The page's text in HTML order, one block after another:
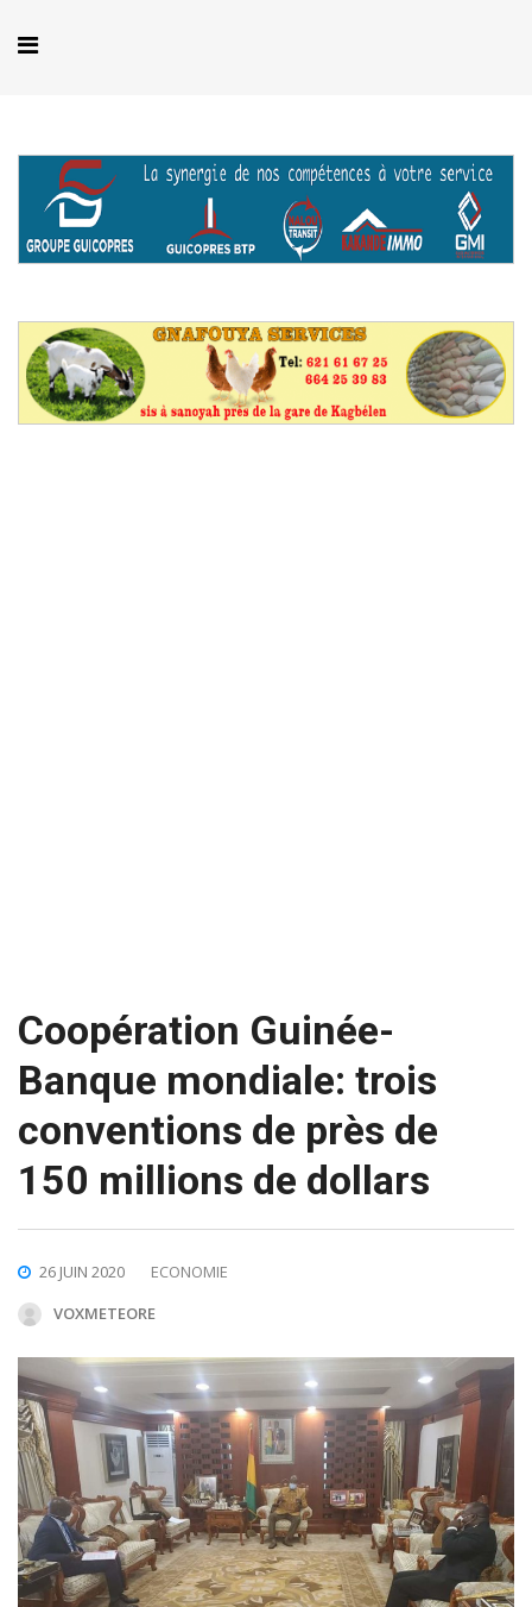
Coopération Guinée-
Banque mondiale: trois
conventions de près de
150 millions de dollars
26 JUIN 2020
ECONOMIE
VOXMETEORE